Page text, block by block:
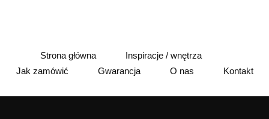
Strona główna
Inspiracje / wnętrza
Jak zamówić
Gwarancja O nas Kontakt